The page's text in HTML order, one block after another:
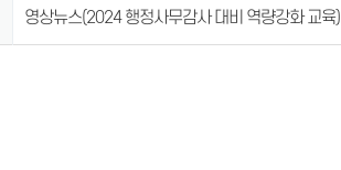
영상뉴스(2024 행정사무감사 대비 역량강화 교육)